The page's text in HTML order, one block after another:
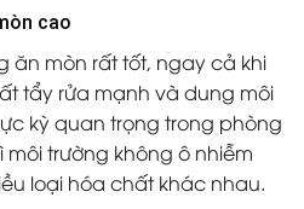
cao
ăn mòn rất tốt, ngay cả khi
tẩy rửa mạnh và dung môi
kỳ quan trọng trong phòng
môi trường không ô nhiễm
loại hóa chất khác nhau.